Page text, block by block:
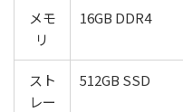
メモ
リ
16GB DDR4
スト
レー
512GB SSD